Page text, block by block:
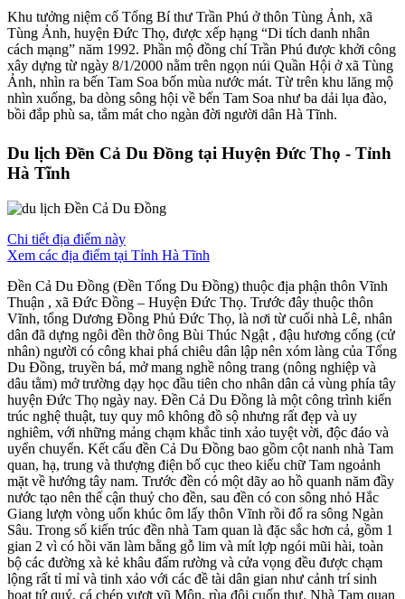
Khu tưởng niệm cố Tổng Bí thư Trần Phú ở thôn Tùng Ảnh, xã
Tùng Ảnh, huyện Đức Thọ, được xếp hạng “Di tích danh nhân
cách mạng” năm 1992. Phần mộ đồng chí Trần Phú được khởi công
xây dựng từ ngày 8/1/2000 nằm trên ngọn núi Quần Hội ở xã Tùng
Ảnh, nhìn ra bến Tam Soa bốn mùa nước mát. Từ trên khu lăng mộ
nhìn xuống, ba dòng sông hội về bến Tam Soa như ba dải lụa đào,
bồi đắp phù sa, tắm mát cho ngàn đời người dân Hà Tĩnh.
Du lịch Đền Cả Du Đồng tại Huyện Đức Thọ - Tỉnh
Hà Tĩnh
Chi tiết địa điểm này
Xem các địa điểm tại Tỉnh Hà Tĩnh
Đền Cả Du Đồng (Đền Tổng Du Đồng) thuộc địa phận thôn Vĩnh
Thuận , xã Đức Đồng – Huyện Đức Thọ. Trước đây thuộc thôn
Vĩnh, tổng Dương Đồng Phủ Đức Thọ, là nơi từ cuối nhà Lê, nhân
dân đã dựng ngôi đền thờ ông Bùi Thúc Ngật , đậu hương cống (cử
nhân) người có công khai phá chiêu dân lập nên xóm làng của Tổng
Du Đồng, truyền bá, mở mang nghề nông trang (nông nghiệp và
dâu tằm) mở trường dạy học đầu tiên cho nhân dân cả vùng phía tây
huyện Đức Thọ ngày nay. Đền Cả Du Đồng là một công trình kiến
trúc nghệ thuật, tuy quy mô không đồ sộ nhưng rất đẹp và uy
nghiêm, với những mảng chạm khắc tinh xảo tuyệt vời, độc đáo và
uyển chuyển. Kết cấu đền Cả Du Đồng bao gồm cột nanh nhà Tam
quan, hạ, trung và thượng điện bố cục theo kiểu chữ Tam ngoảnh
mặt về hướng tây nam. Trước đền có một dãy ao hồ quanh năm đầy
nước tạo nên thế cận thuỷ cho đền, sau đền có con sông nhỏ Hắc
Giang lượn vòng uốn khúc ôm lấy thôn Vĩnh rồi đổ ra sông Ngàn
Sâu. Trong số kiến trúc đền nhà Tam quan là đặc sắc hơn cả, gồm 1
gian 2 vì có hồi văn làm bằng gỗ lim và mít lợp ngói mũi hài, toàn
bộ các đường xà kẻ khâu đấm rường và cửa vọng đều được chạm
lộng rất tỉ mỉ và tinh xảo với các đề tài dân gian như cảnh trí sinh
hoạt tứ quý, cá chép vượt vũ Môn, rùa đội cuốn thư. Nhà Tam quan